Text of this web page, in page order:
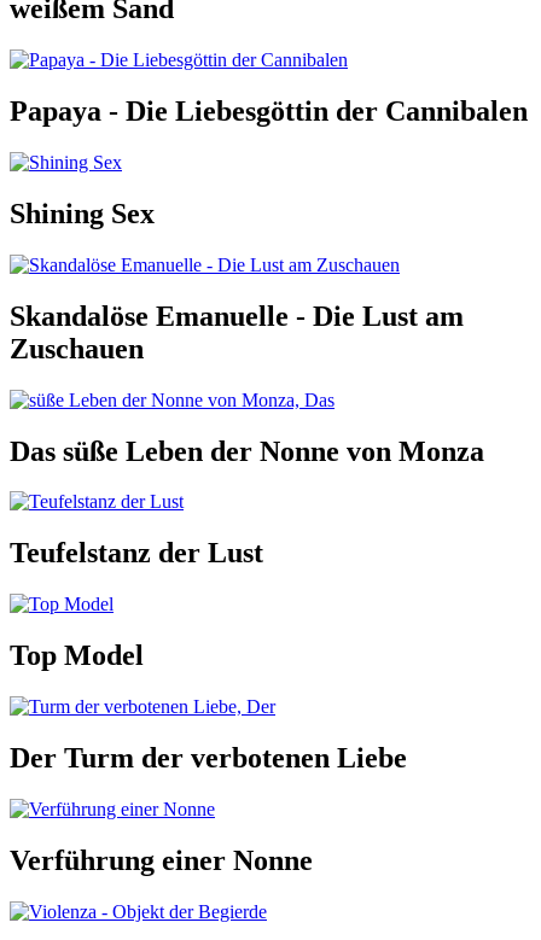
weißem Sand
Papaya - Die Liebesgöttin der Cannibalen
Shining Sex
Skandalöse Emanuelle - Die Lust am
Zuschauen
Das süße Leben der Nonne von Monza
Teufelstanz der Lust
Top Model
Der Turm der verbotenen Liebe
Verführung einer Nonne